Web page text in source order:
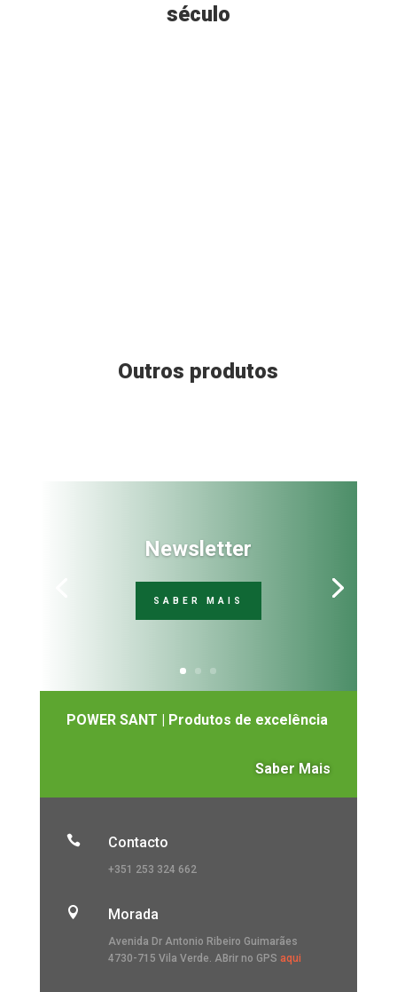
século
Outros produtos
Newsletter
SABER MAIS
POWER SANT | Produtos de excelência
Saber Mais
 Contacto
+351 253 324 662
 Morada
Avenida Dr Antonio Ribeiro Guimarães
4730-715 Vila Verde. ABrir no GPS aqui